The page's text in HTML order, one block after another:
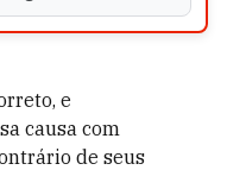
e
causa com
de seus